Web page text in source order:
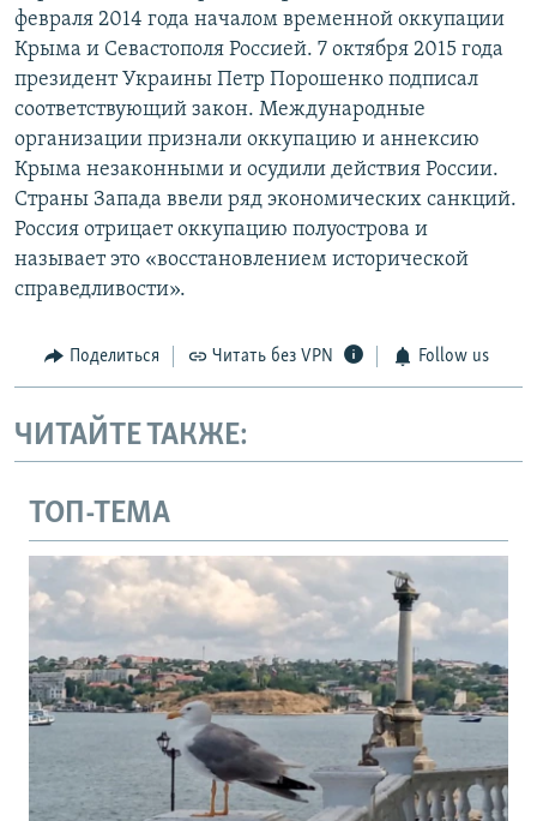
февраля 2014 года началом временной оккупации
Крыма и Севастополя Россией. 7 октября 2015 года
президент Украины Петр Порошенко подписал
соответствующий закон. Международные
организации признали оккупацию и аннексию
Крыма незаконными и осудили действия России.
Страны Запада ввели ряд экономических санкций.
Россия отрицает оккупацию полуострова и
называет это «восстановлением исторической
справедливости».
Поделиться Читать без VPN Follow us
ЧИТАЙТЕ ТАКЖЕ:
ТОП-ТЕМА